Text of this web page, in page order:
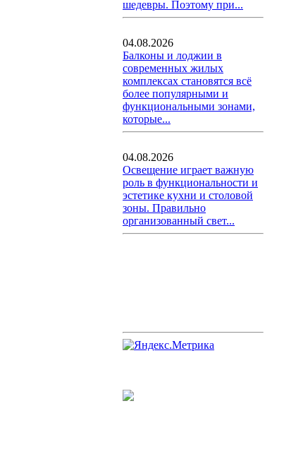
шедевры. Поэтому при...
04.08.2026
Балконы и лоджии в
современных жилых
комплексах становятся всё
более популярными и
функциональными зонами,
которые...
04.08.2026
Освещение играет важную
роль в функциональности и
эстетике кухни и столовой
зоны. Правильно
организованный свет...